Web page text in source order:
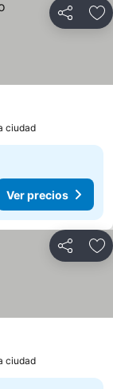
Compartir
ciudad
Ver precios
Compartir
ciudad